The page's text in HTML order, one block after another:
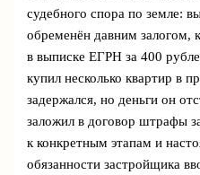
судебного спора по земле:
обременён давним залогом,
в выписке ЕГРН за 400
купил несколько квартир в
задержался, но деньги он
заложил в договор штрафы
к конкретным этапам и
обязанности застройщика